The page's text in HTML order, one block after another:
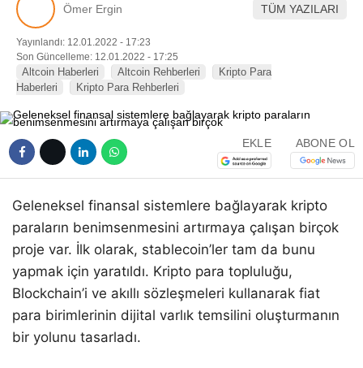
Pinterest
Ömer Ergin TÜM YAZILARI
Yayınlandı: 12.01.2022 - 17:23
Son Güncelleme: 12.01.2022 - 17:25
Altcoin Haberleri Altcoin Rehberleri
Kripto Para
Haberleri
Kripto Para Rehberleri
EKLE ABONE OL
Geleneksel finansal sistemlere bağlayarak kripto
paraların benimsenmesini artırmaya çalışan birçok
proje var. İlk olarak, stablecoin’ler tam da bunu
yapmak için yaratıldı. Kripto para topluluğu,
Blockchain’i ve akıllı sözleşmeleri kullanarak fiat
para birimlerinin dijital varlık temsilini oluşturmanın
bir yolunu tasarladı.